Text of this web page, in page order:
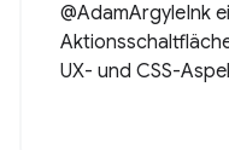
@AdamArgyleInk
UX- und CSS-